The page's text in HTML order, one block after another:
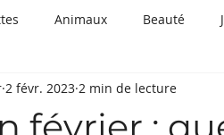
Animaux Beauté
2 févr. 2023 2 min de lecture